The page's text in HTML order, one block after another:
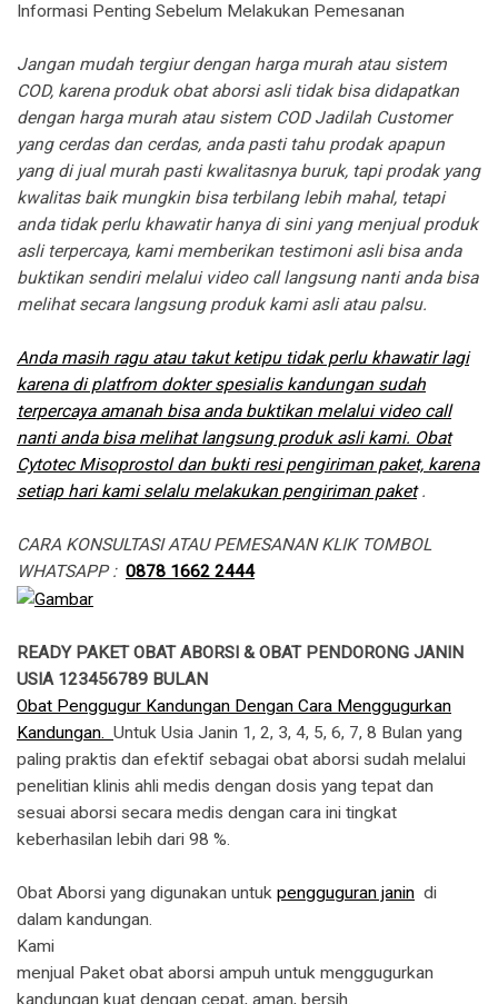
Informasi Penting Sebelum Melakukan Pemesanan
Jangan mudah tergiur dengan harga murah atau sistem
COD, karena produk obat aborsi asli tidak bisa didapatkan
dengan harga murah atau sistem COD Jadilah Customer
yang cerdas dan cerdas, anda pasti tahu prodak apapun
yang di jual murah pasti kwalitasnya buruk, tapi prodak yang
kwalitas baik mungkin bisa terbilang lebih mahal, tetapi
anda tidak perlu khawatir hanya di sini yang menjual produk
asli terpercaya, kami memberikan testimoni asli bisa anda
buktikan sendiri melalui video call langsung nanti anda bisa
melihat secara langsung produk kami asli atau palsu.
Anda masih ragu atau takut ketipu tidak perlu khawatir lagi
karena di platfrom dokter spesialis kandungan sudah
terpercaya amanah bisa anda buktikan melalui video call
nanti anda bisa melihat langsung produk asli kami. Obat
Cytotec Misoprostol dan bukti resi pengiriman paket, karena
setiap hari kami selalu melakukan pengiriman paket.
CARA KONSULTASI ATAU PEMESANAN KLIK TOMBOL
WHATSAPP : 0878 1662 2444
READY PAKET OBAT ABORSI & OBAT PENDORONG JANIN
USIA 123456789 BULAN
Obat Penggugur Kandungan Dengan Cara Menggugurkan
Kandungan. Untuk Usia Janin 1, 2, 3, 4, 5, 6, 7, 8 Bulan yang
paling praktis dan efektif sebagai obat aborsi sudah melalui
penelitian klinis ahli medis dengan dosis yang tepat dan
sesuai aborsi secara medis dengan cara ini tingkat
keberhasilan lebih dari 98 %.
Obat Aborsi yang digunakan untuk pengguguran janin di
dalam kandungan.
​Kami
menjual Paket obat aborsi ampuh untuk menggugurkan
kandungan kuat dengan cepat, aman, bersih.